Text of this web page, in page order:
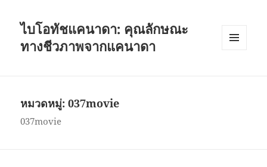
ไบโอทัชแคนาดา: คุณลักษณะ
ทางชีวภาพจากแคนาดา
หมวดหมู่:037movie
037movie